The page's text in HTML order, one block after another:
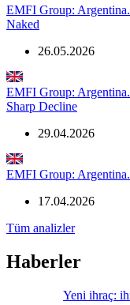
EMFI Group:
Naked
26.05.2026
EMFI Group:
Sharp Decline
29.04.2026
EMFI Group:
17.04.2026
Tüm analizler
Haberler
Yeni ihraç: